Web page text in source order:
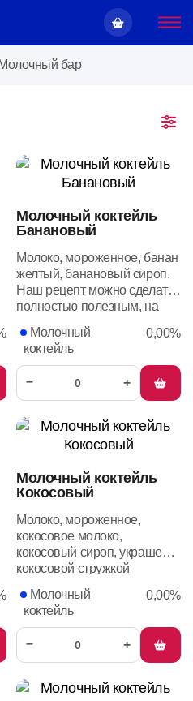
Молочный бар
Молочный коктейль
Банановый
Молоко, мороженное, банан
желтый, банановый сироп.
Наш рецепт можно сделать
полностью полезным, на
безлактозного молока
Молочный
коктейль
0,00%
– +
Молочный коктейль
Кокосовый
Молоко, мороженное,
кокосовое молоко,
кокосовый сироп, украшен
кокосовой стружкой
Молочный
коктейль
0,00%
– +